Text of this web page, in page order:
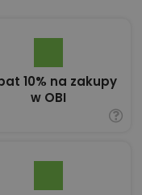
10% na zakupy
w OBI